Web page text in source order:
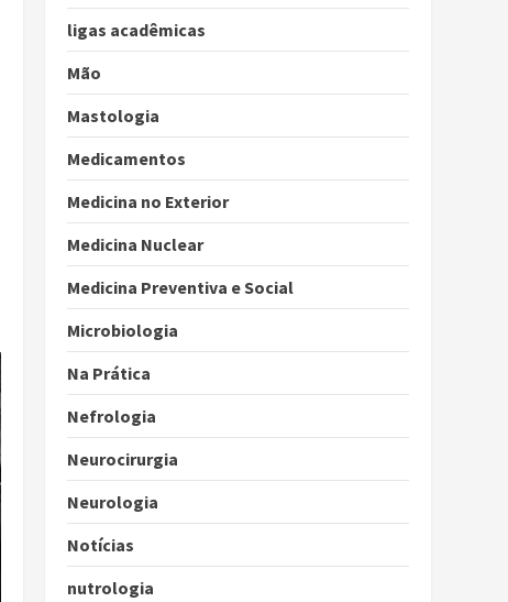
ligas acadêmicas
Mão
Mastologia
Medicamentos
Medicina no Exterior
Medicina Nuclear
Medicina Preventiva e Social
Microbiologia
Na Prática
Nefrologia
Neurocirurgia
Neurologia
Notícias
nutrologia